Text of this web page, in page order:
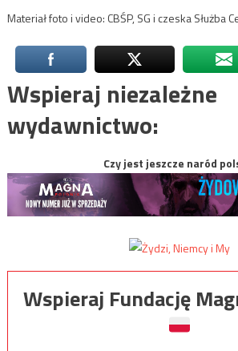
Materiał foto i video: CBŚP, SG i czeska Służba
Wspieraj niezależne
wydawnictwo:
Czy jest jeszcze naród
Wspieraj Fundację